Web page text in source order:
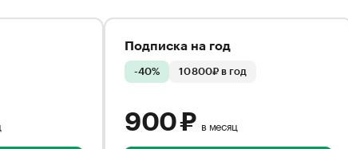
Подписка на год
-40% 10 800₽ в год
900 ₽ в месяц